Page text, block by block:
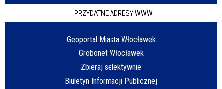
PRZYDATNE ADRESY WWW
Geoportal Miasta Włocławek
Grobonet Włocławek
Zbieraj selektywnie
Biuletyn Informacji Publicznej